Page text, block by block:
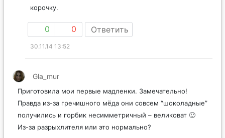
корочку.
0 0 Ответить
30.11.14 13:52
Gla_mur
Приготовила мои первые мадленки. Замечательно!
Правда из-за гречишного мёда они совсем “шоколадные”
получились и горбик несимметричный – великоват 🙂
Из-за разрыхлителя или это нормально?